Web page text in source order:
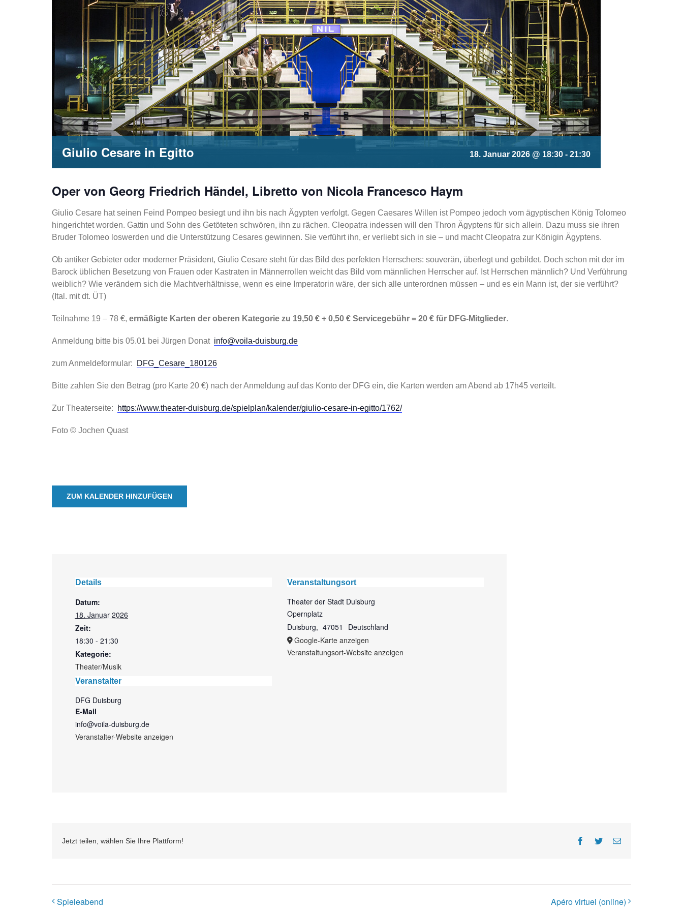
Giulio Cesare in Egitto 18. Januar 2026 @ 18:30 - 21:30
Oper von Georg Friedrich Händel, Libretto von Nicola Francesco Haym
Giulio Cesare hat seinen Feind Pompeo besiegt und ihn bis nach Ägypten verfolgt. Gegen Caesares Willen ist Pompeo jedoch vom ägyptischen König Tolomeo
hingerichtet worden. Gattin und Sohn des Getöteten schwören, ihn zu rächen. Cleopatra indessen will den Thron Ägyptens für sich allein. Dazu muss sie ihren
Bruder Tolomeo loswerden und die Unterstützung Cesares gewinnen. Sie verführt ihn, er verliebt sich in sie – und macht Cleopatra zur Königin Ägyptens.
Ob antiker Gebieter oder moderner Präsident, Giulio Cesare steht für das Bild des perfekten Herrschers: souverän, überlegt und gebildet. Doch schon mit der im
Barock üblichen Besetzung von Frauen oder Kastraten in Männerrollen weicht das Bild vom männlichen Herrscher auf. Ist Herrschen männlich? Und Verführung
weiblich? Wie verändern sich die Machtverhältnisse, wenn es eine Imperatorin wäre, der sich alle unterordnen müssen – und es ein Mann ist, der sie verführt?
(Ital. mit dt. ÜT)
Teilnahme 19 – 78 €, ermäßigte Karten der oberen Kategorie zu 19,50 € + 0,50 € Servicegebühr = 20 € für DFG-Mitglieder.
Anmeldung bitte bis 05.01 bei Jürgen Donat info@voila-duisburg.de
zum Anmeldeformular: DFG_Cesare_180126
Bitte zahlen Sie den Betrag (pro Karte 20 €) nach der Anmeldung auf das Konto der DFG ein, die Karten werden am Abend ab 17h45 verteilt.
Zur Theaterseite: https://www.theater-duisburg.de/spielplan/kalender/giulio-cesare-in-egitto/1762/
Foto © Jochen Quast
ZUM KALENDER HINZUFÜGEN
Details
Datum:
18. Januar 2026
Zeit:
18:30 - 21:30
Kategorie:
Theater/Musik
Veranstalter
DFG Duisburg
E-Mail
info@voila-duisburg.de
Veranstalter-Website anzeigen
Veranstaltungsort
Theater der Stadt Duisburg
Opernplatz
Duisburg, 47051
Deutschland
Google-Karte anzeigen
Veranstaltungsort-Website anzeigen
Jetzt teilen, wählen Sie Ihre Plattform! Facebook
TwitterE-
Spieleabend Apéro virtuel (online)